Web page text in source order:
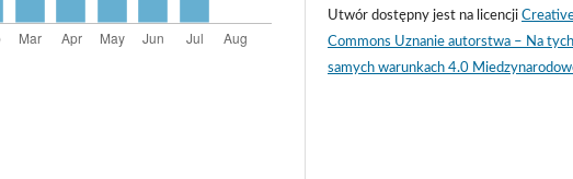
Utwór dostępny jest na licencji
Commons Uznanie autorstwa – Na tych
samych warunkach 4.0